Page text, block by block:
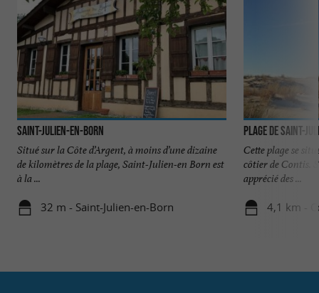
Saint-Julien-en-Born
Situé sur la Côte d’Argent, à moins d’une dizaine
de kilomètres de la plage, Saint-Julien-en Born est
à la ...
32 m - Saint-Julien-en-Born
Plage de Saint-
Cette plage se
côtier de Contis.
apprécié des ...
4,1 km -